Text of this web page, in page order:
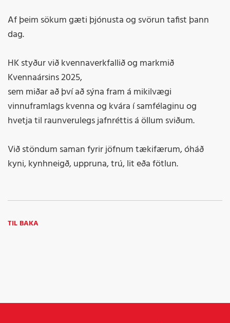
Af þeim sökum gæti þjónusta og svörun tafist þann
dag.
HK styður við kvennaverkfallið og markmið
Kvennaársins 2025,
sem miðar að því að sýna fram á mikilvægi
vinnuframlags kvenna og kvára í samfélaginu og
hvetja til raunverulegs jafnréttis á öllum sviðum.
Við stöndum saman fyrir jöfnum tækifærum, óháð
kyni, kynhneigð, uppruna, trú, lit eða fötlun.
TIL BAKA